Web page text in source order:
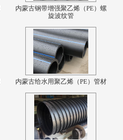
内蒙古钢带增强聚乙烯（PE）螺
旋波纹管
内蒙古给水用聚乙烯（PE）管材